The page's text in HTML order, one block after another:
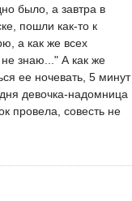
было, а завтра в
пошли как-то к
а как же всех
знаю..." А как же
ее ночевать, 5 минут
девочка-надомница
провела, совесть не